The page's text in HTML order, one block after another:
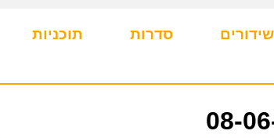
סדרות תוכניות